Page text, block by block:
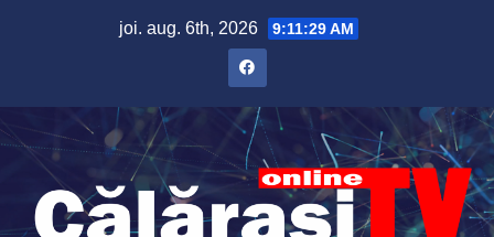
joi. aug. 6th, 2026 9:11:30 AM